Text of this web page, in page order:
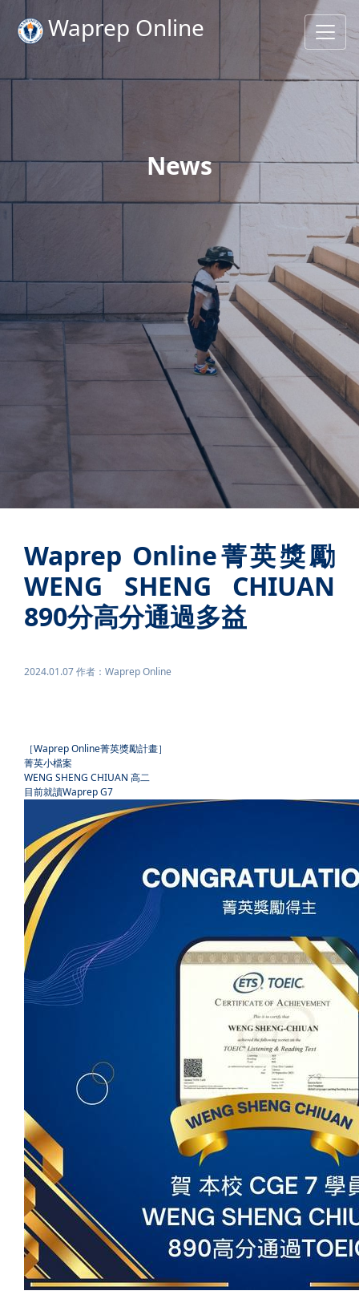
Waprep Online
News
Waprep Online菁英獎勵
WENG SHENG CHIUAN
890分高分通過多益
2024.01.07 作者：Waprep Online
［Waprep Online菁英獎勵計畫］
菁英小檔案
WENG SHENG CHIUAN 高二
目前就讀Waprep G7